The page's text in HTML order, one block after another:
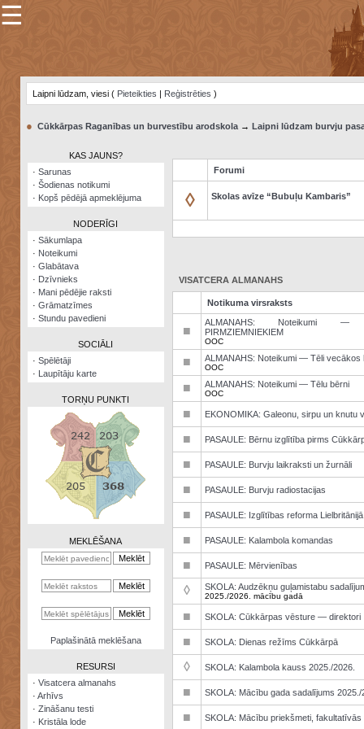
×
Šodienas
notikumi
Visatcera
almanahs
Arhīvs
Zināšanu
kalkulators
Nomētātās
☰
Laipni lūdzam, viesi ( Pieteikties | Reģistrēties )
● Cūkkārpas Raganības un burvestību arodskola→ Laipni lūdzam burvju
KAS JAUNS?
· Sarunas
· Šodienas notikumi
· Kopš pēdējā apmeklējuma
NODERĪGI
· Sākumlapa
· Noteikumi
· Glabātava
· Dzīvnieks
· Mani pēdējie raksti
· Grāmatzīmes
· Stundu pavedieni
SOCIĀLI
· Spēlētāji
· Laupītāju karte
TORŅU PUNKTI
MEKLĒŠANA
Paplašinātā meklēšana
RESURSI
· Visatcera almanahs
· Arhīvs
· Zināšanu testi
· Kristāla lode
Forumi
◊ Skolas avīze “Bubuļu Kambaris”
VISATCERA ALMANAHS
Notikuma virsraksts
■
ALMANAHS: Noteikumi —
PIRMZIEMNIEKIEM
OOC
■ ALMANAHS: Noteikumi — Tēli vecākos
OOC
■ ALMANAHS: Noteikumi — Tēlu bērni
OOC
■ EKONOMIKA: Galeonu, sirpu un knutu
■ PASAULE: Bērnu izglītība pirms
■ PASAULE: Burvju laikraksti un žurnāli
■ PASAULE: Burvju radiostacijas
■ PASAULE: Izglītības reforma Lielbritānijā
■ PASAULE: Kalambola komandas
■ PASAULE: Mērvienības
◊ SKOLA: Audzēkņu guļamistabu
2025./2026. mācību gadā
■ SKOLA: Cūkkārpas vēsture — direktori
■ SKOLA: Dienas režīms Cūkkārpā
◊ SKOLA: Kalambola kauss 2025./2026.
■ SKOLA: Mācību gada sadalījums 2025./
■ SKOLA: Mācību priekšmeti, fakultatīvās